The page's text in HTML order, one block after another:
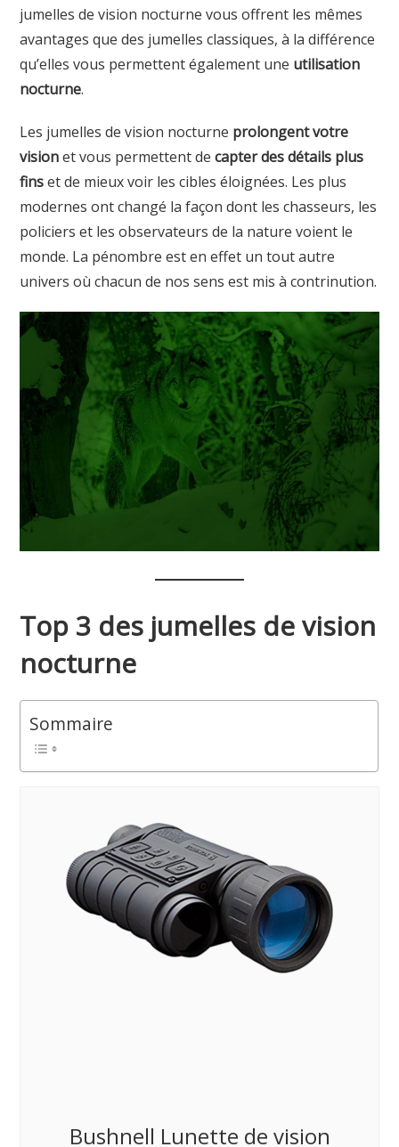
jumelles de vision nocturne vous offrent les mêmes
avantages que des jumelles classiques, à la différence
qu’elles vous permettent également une utilisation
nocturne.
Les jumelles de vision nocturne prolongent votre
visionet vous permettent decapter des détails plus
finset de mieux voir les cibles éloignées. Les plus
modernes ont changé la façon dont les chasseurs, les
policiers et les observateurs de la nature voient le
monde. La pénombre est en effet un tout autre
univers où chacun de nos sens est mis à contrinution.
Top 3 des jumelles de vision
nocturne
Sommaire
Bushnell Lunette de vision